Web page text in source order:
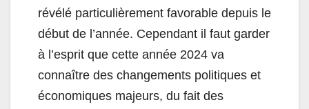
révélé particulièrement favorable depuis le
début de l’année. Cependant il faut garder
à l’esprit que cette année 2024 va
connaître des changements politiques et
économiques majeurs, du fait des